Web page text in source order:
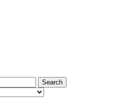
Search